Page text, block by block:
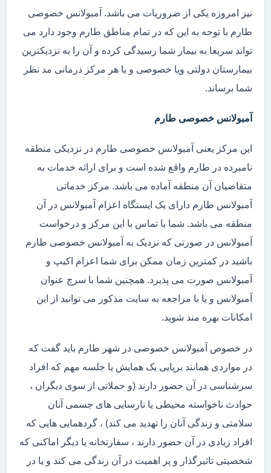
نیز امروزه یکی از ضروریات می باشد. آمبولانس خصوصی
طارم با توجه به این که در تمام مناطق طارم وجود دارد می
تواند سریعا به بیمار شما رسیدگی کرده و آن را به نزدیکترین
بیمارستان دولتی ویا خصوصی و یا هر مرکز درمانی مد نظر
شما برساند.
آمبولانس خصوصی طارم
این مرکز یعنی آمبولانس خصوصی طارم در نزدیکی منطقه
نامبرده در طارم واقع شده است و برای ارائه خدمات به
متقاضیان آن منطقه آماده می باشد. مرکز خدماتی
آمبولانس طارم دارای یک ایستگاه اعزام آمبولانس در آن
منطقه می باشد. شما با تماس با این مرکز و درخواست
آمبولانس در صورتی که نزدیک به آمبولانس خصوصی طارم
باشید در کمترین زمان ممکن برای شما اعزام اکیپ و
آمبولانس صورت می پذیرد. همچنین شما با سرچ عنوان
آمبولانس و یا با مراجعه به سایت مذکور می توانید از این
امکانات بهره مند شوید.
در خصوص آمبولانس خصوصی در شهر طارم باید گفت که
در مواردی همانند برپایی یک همایش یا جلسه مهم که افراد
سرشناسی در آن حضور دارند (و حملاتی از سوی دیگران ،
حوادث ناخواسته محیطی یا نارسایی های جسمی آنان
سلامتی و زندگی آنان را تهدید می کند) ، گردهمایی هایی که
افراد زیادی در آن حضور دارند ، سفارتخانه یا دیگر اماکنی که
شخصیتی تاثیرگذار و پر اهمیت در آن زندگی می کند و یا در